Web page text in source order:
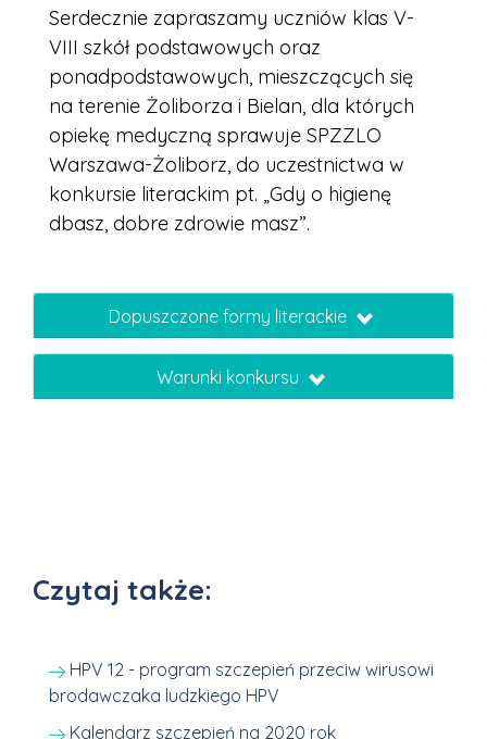
Serdecznie zapraszamy uczniów klas V-
VIII szkół podstawowych oraz
ponadpodstawowych, mieszczących się
na terenie Żoliborza i Bielan, dla których
opiekę medyczną sprawuje SPZZLO
Warszawa-Żoliborz, do uczestnictwa w
konkursie literackim pt. „Gdy o higienę
dbasz, dobre zdrowie masz”.
Dopuszczone formy literackie
Warunki konkursu
Czytaj także:
HPV 12 - program szczepień przeciw wirusowi
brodawczaka ludzkiego HPV
Kalendarz szczepień na 2020 rok